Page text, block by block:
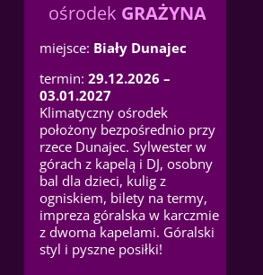
ośrodek GRAŻYNA
miejsce: Biały Dunajec
termin: 29.12.2026 –
03.01.2027
Klimatyczny ośrodek
położony bezpośrednio przy
rzece Dunajec. Sylwester w
górach z kapelą i DJ, osobny
bal dla dzieci, kulig z
ogniskiem, bilety na termy,
impreza góralska w karczmie
z dwoma kapelami. Góralski
styl i pyszne posiłki!